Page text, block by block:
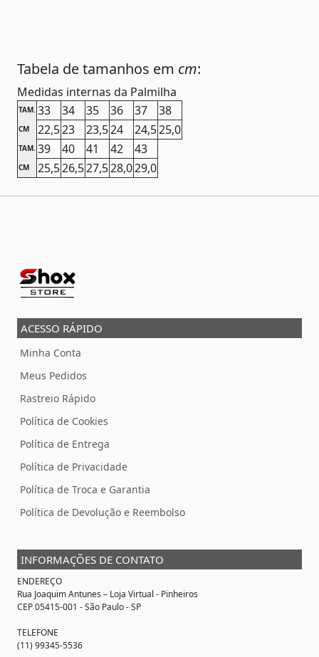
Tabela de tamanhos em cm:
Medidas internas da Palmilha
TAM. 33 34 35 36 37 38
CM 22,523 23,524 24,525,0
TAM. 39 40 41 42 43
CM 25,526,527,528,029,0
ACESSO RÁPIDO
Minha Conta
Meus Pedidos
Rastreio Rápido
Política de Cookies
Política de Entrega
Política de Privacidade
Política de Troca e Garantia
Política de Devolução e Reembolso
INFORMAÇÕES DE CONTATO
ENDEREÇO
Rua Joaquim Antunes – Loja Virtual - Pinheiros
CEP 05415-001 - São Paulo - SP
TELEFONE
(11) 99345-5536